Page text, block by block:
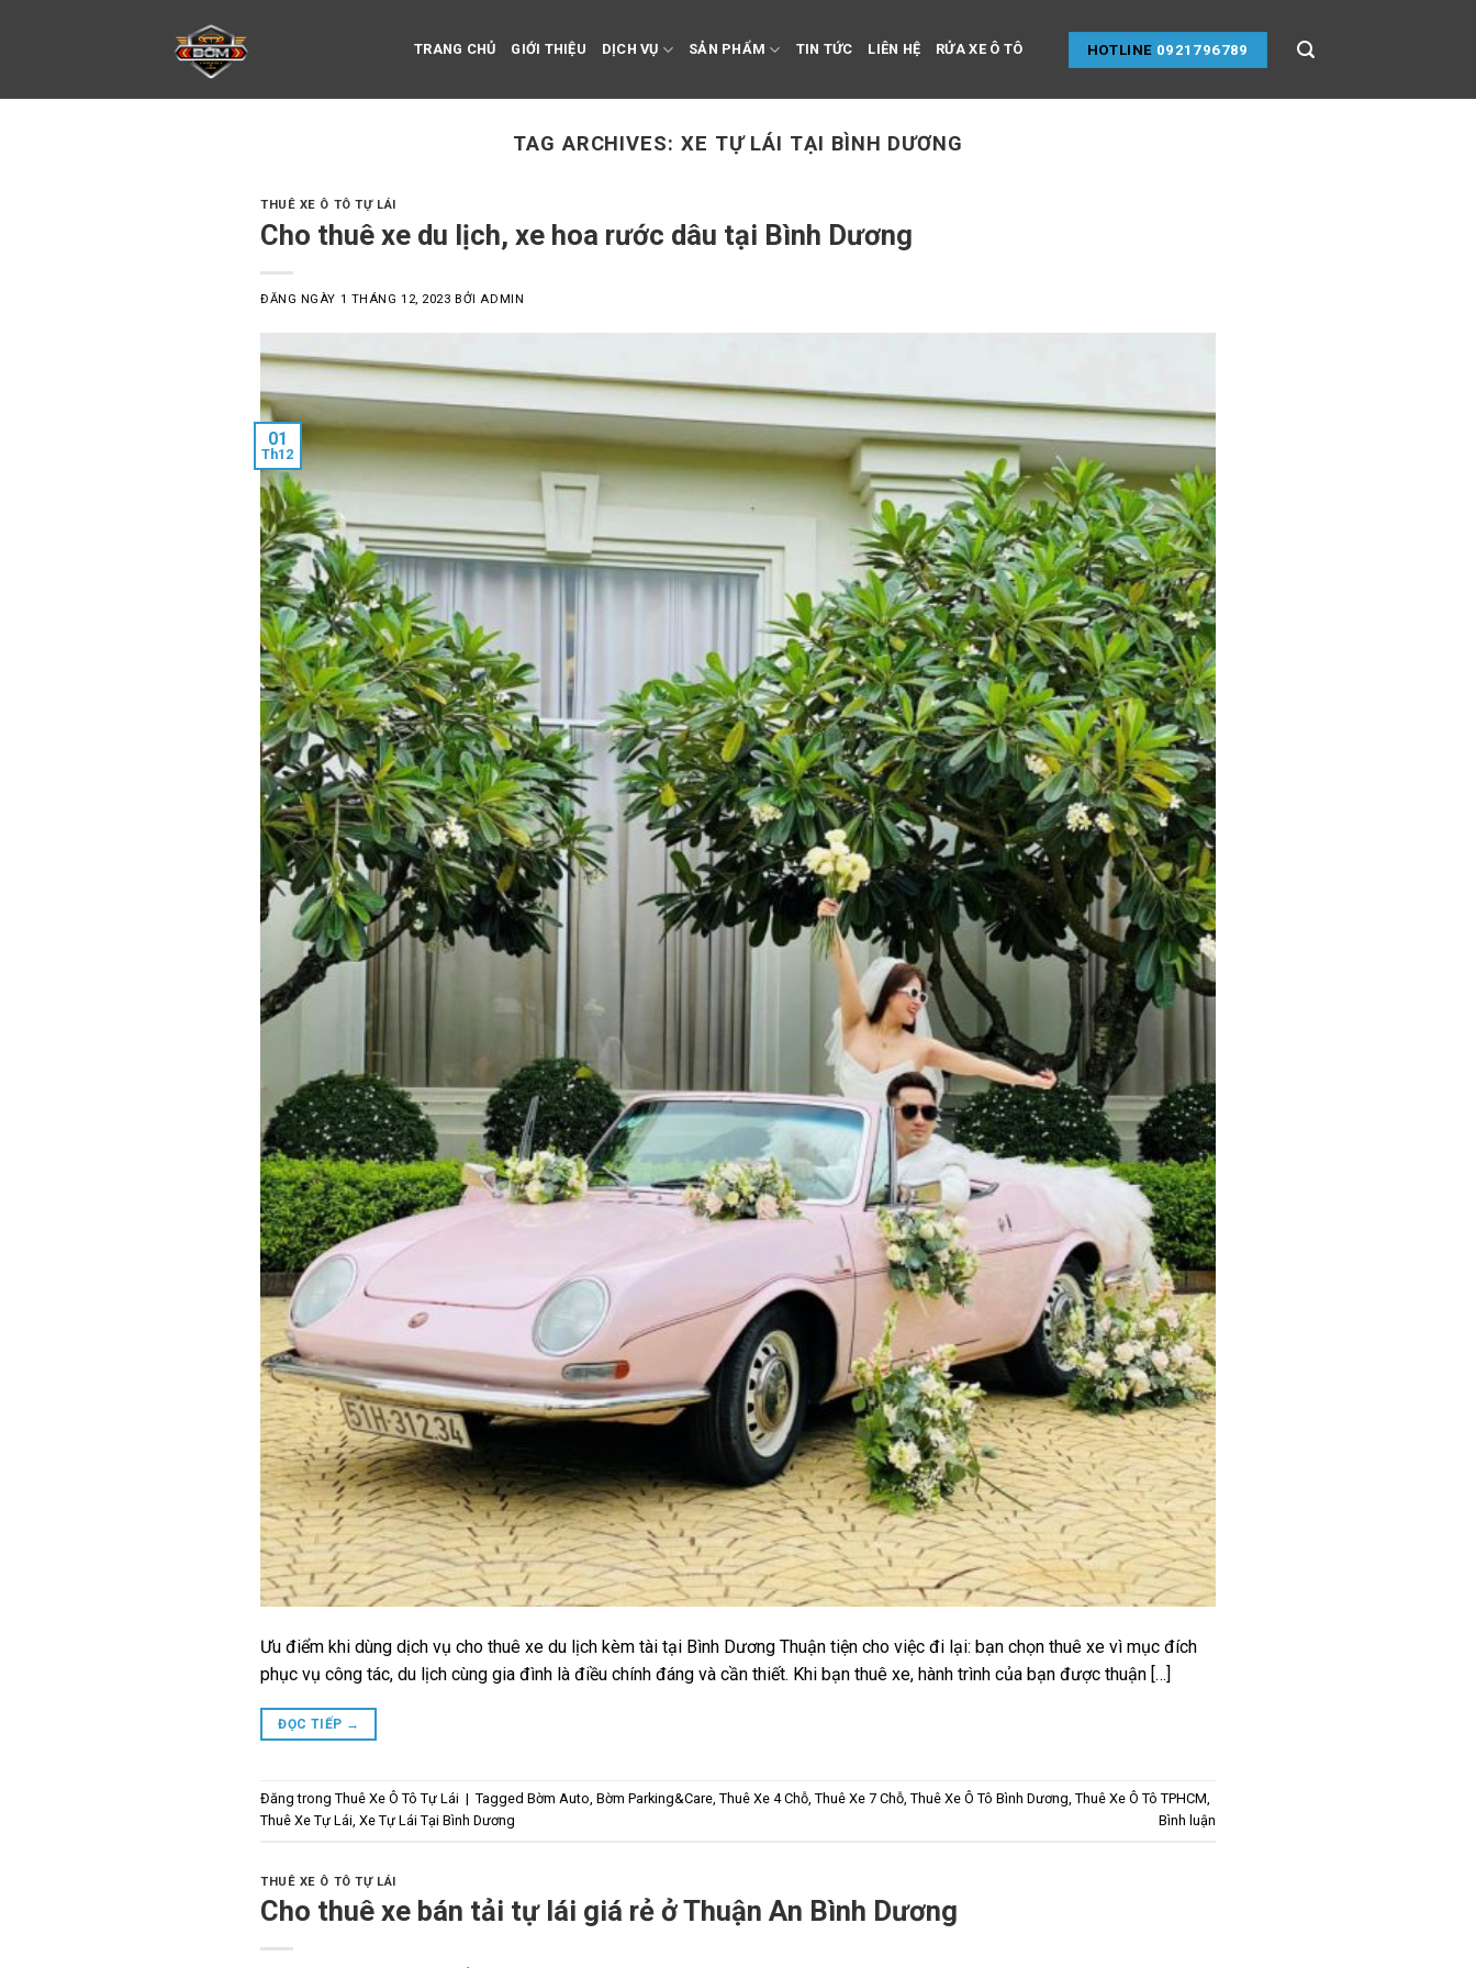
TRANG CHỦ GIỚI THIỆU DỊCH VỤ SẢN PHẨM TIN TỨC LIÊN HỆ RỬA XE Ô TÔ HOTLINE 0921796789
TAG ARCHIVES: XE TỰ LÁI TẠI BÌNH DƯƠNG
THUÊ XE Ô TÔ TỰ LÁI
Cho thuê xe du lịch, xe hoa rước dâu tại Bình Dương
ĐĂNG NGÀY 1 THÁNG 12, 2023 BỞIADMIN
01
Th12
Ưu điểm khi dùng dịch vụ cho thuê xe du lịch kèm tài tại Bình Dương Thuận tiện cho việc đi lại: bạn chọn thuê xe vì mục đích
phục vụ công tác, du lịch cùng gia đình là điều chính đáng và cần thiết. Khi bạn thuê xe, hành trình của bạn được thuận […]
ĐỌC TIẾP →
Đăng trong Thuê Xe Ô Tô Tự Lái | Tagged Bờm Auto, Bờm Parking&Care, Thuê Xe 4 Chỗ, Thuê Xe 7 Chỗ, Thuê Xe Ô Tô Bình Dương, Thuê Xe Ô Tô TPHCM,
Thuê Xe Tự Lái, Xe Tự Lái Tại Bình Dương Bình luận
THUÊ XE Ô TÔ TỰ LÁI
Cho thuê xe bán tải tự lái giá rẻ ở Thuận An Bình Dương